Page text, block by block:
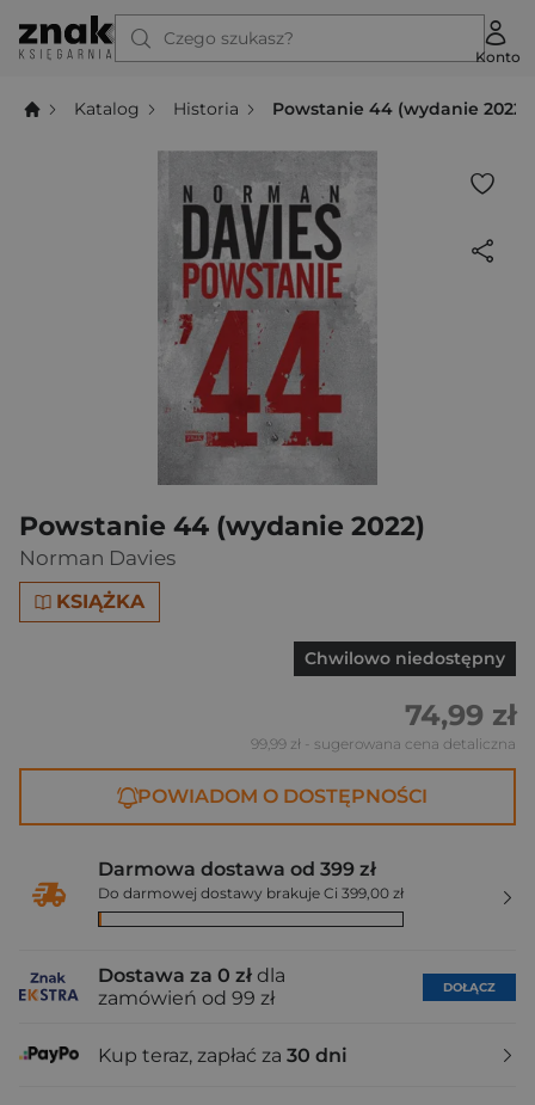
Czego szukasz?
Konto
Katalog Historia Powstanie 44 (wydanie 2022)
Powstanie 44 (wydanie 2022)
Norman Davies
KSIĄŻKA
Chwilowo niedostępny
74,99 zł
99,99 zł - sugerowana cena detaliczna
POWIADOM O DOSTĘPNOŚCI
Darmowa dostawa od 399 zł
Do darmowej dostawy brakuje Ci 399,00 zł
Dostawa za 0 zł dla
zamówień od 99 zł
DOŁĄCZ
Kup teraz, zapłać za 30 dni